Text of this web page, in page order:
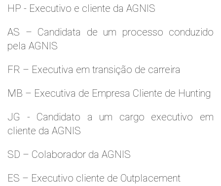
HP - Executivo e cliente da AGNIS
AS – Candidata de um processo conduzido
pela AGNIS
FR – Executiva em transição de carreira
MB – Executiva de Empresa Cliente de Hunting
JG - Candidato a um cargo executivo em
cliente da AGNIS
SD – Colaborador da AGNIS
ES – Executivo cliente de Outplacement